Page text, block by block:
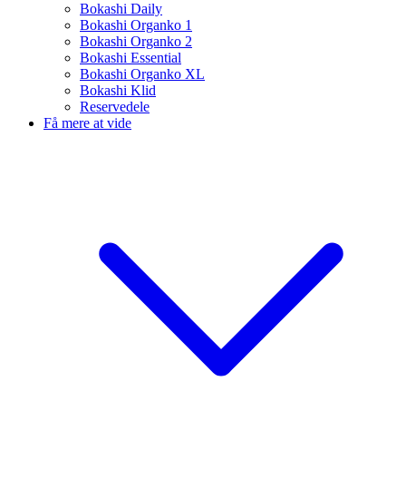
Bokashi Daily
Bokashi Organko 1
Bokashi Organko 2
Bokashi Essential
Bokashi Organko XL
Bokashi Klid
Reservedele
Få mere at vide